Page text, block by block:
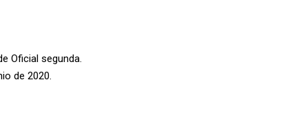
Oficial segunda.
de 2020.